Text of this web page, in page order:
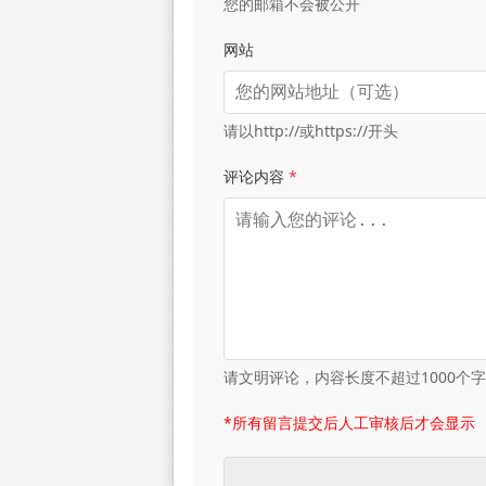
网站
请以http://或https://开头
评论内容 *
请文明评论，内容长度不超过1000个
*所有留言提交后人工审核后才会显示